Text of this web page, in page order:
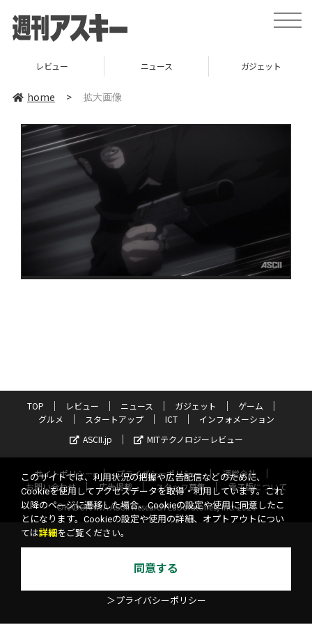
toggle
レビュー ニュース ガジェット
home > 拡大画像
TOP レビュー ニュース ガジェット
ゲーム
グルメ
スタートアップ ICT
インフォメーション
ASCII.jp
MITテクノロジーレビュー
サイトポリシー プライバシーポリシー
運営会社
お問い合わせ
広告掲載 スタッフ募集
電子版について
©KADOKAWA ASCII Research Laboratories, Inc. 2026
このサイトでは、利用状況の把握や広告配信などのために、
Cookieを使用してアクセスデータを取得・利用しています。これ
以降のページに遷移した場合、Cookieの設定や使用に同意したこ
とになります。Cookieの設定や使用の詳細、オプトアウトについ
ては詳細 をご覧ください。
同意する
＞プライバシーポリシー